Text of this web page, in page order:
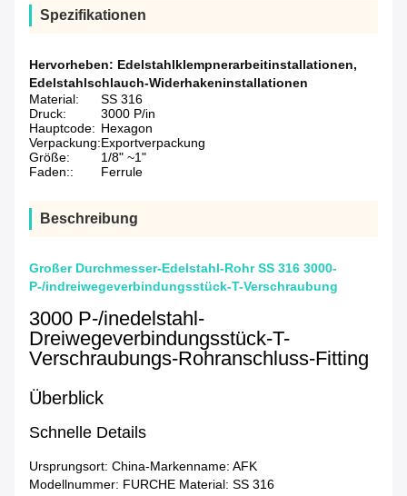
Spezifikationen
Hervorheben: Edelstahlklempnerarbeitinstallationen,
Edelstahlschlauch-Widerhakeninstallationen
Material:
SS 316
Druck:
3000 P/in
Hauptcode: Hexagon
Verpackung:Exportverpackung
Größe:
1/8" ~1"
Faden::
Ferrule
Beschreibung
Großer Durchmesser-Edelstahl-Rohr SS 316 3000-
P-/indreiwegeverbindungsstück-T-Verschraubung
3000 P-/inedelstahl-
Dreiwegeverbindungsstück-T-
Verschraubungs-Rohranschluss-Fitting
Überblick
Schnelle Details
Ursprungsort: China-Markenname: AFK
Modellnummer: FURCHE Material: SS 316